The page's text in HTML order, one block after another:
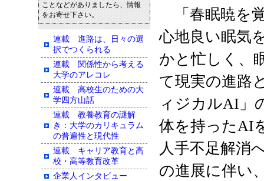
「春眠暁を
心地良い眠気
かと忙しく、
て現実の進路
ィジカルAI 」
体を持ったAI
人手不足解消
の進展に伴い
ことなどがありましたら、情報
をお寄せ下さい。
連載 進路は、日々の選
択でつくられる
連載 関係性から考える
大学のアレコレ
連載 高校生のための大
学四方山話
連載 教養教育の謎解
き：大学のカリキュラム
の普遍性と現代性
連載 キャリア教育と高
校・高等教育改革
企業人インタビュー